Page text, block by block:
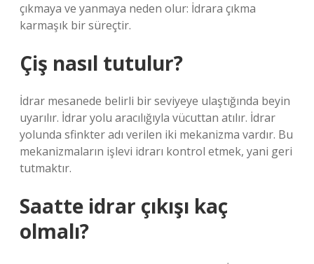
çıkmaya ve yanmaya neden olur: İdrara çıkma
karmaşık bir süreçtir.
Çiş nasıl tutulur?
İdrar mesanede belirli bir seviyeye ulaştığında beyin
uyarılır. İdrar yolu aracılığıyla vücuttan atılır. İdrar
yolunda sfinkter adı verilen iki mekanizma vardır. Bu
mekanizmaların işlevi idrarı kontrol etmek, yani geri
tutmaktır.
Saatte idrar çıkışı kaç
olmalı?